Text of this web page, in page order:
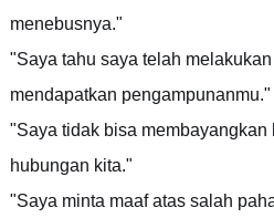
menebusnya."
"Saya tahu saya telah
mendapatkan pengampunanmu."
"Saya tidak bisa
hubungan kita."
"Saya minta maaf atas salah